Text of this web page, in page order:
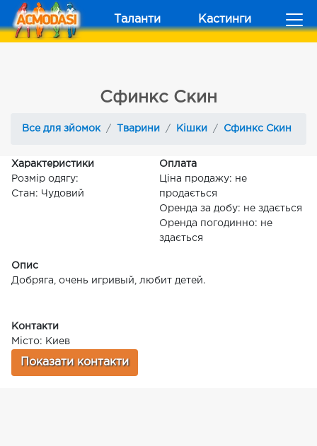
Таланти Кастинги
Сфинкс Скин
Все для зйомок Тварини Кішки Сфинкс Скин
Характеристики
Розмір одягу:
Стан: Чудовий
Оплата
Ціна продажу: не
продається
Оренда за добу: не здається
Оренда погодинно: не
здається
Опис
Добряга, очень игривый, любит детей.
Контакти
Місто: Киев
Показати контакти